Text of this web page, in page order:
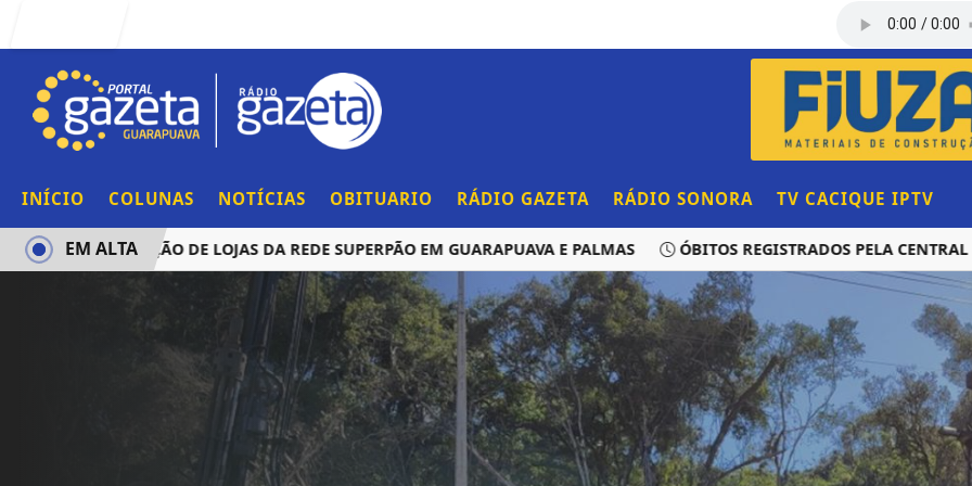
INÍCIO COLUNAS NOTÍCIAS OBITUARIO RÁDIO GAZETA RÁDIO SONORA TV CACIQUE IPTV
AQUISIÇÃO DE LOJAS DA REDE SUPERPÃO EM GUARAPUAVA E PALMAS ÓBITOS REGISTRADOS PELA CENTRAL DE
EM ALTA